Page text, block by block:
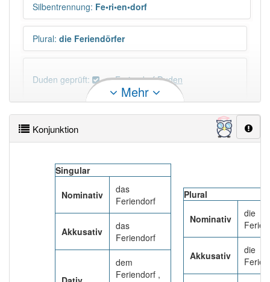
Silbentrennung: Fe•ri•en•dorf
Plural: die Feriendörfer
Duden geprüft: Feriendorf Duden
PowerIndex:5
Häufigkeit: 4 von 10
-feriendorf: 1
-feriendorfaber mit einem
anderen Artikeldas: 0
Mehr
Konjunktion
Singular
Nominativ
das
Feriendorf
Akkusativ
das
Feriendorf
dem
Feriendorf ,
Plural
Nominativ
die
Akkusativ
die